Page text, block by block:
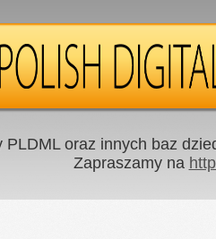
PLDML oraz innych baz
Zapraszamy na